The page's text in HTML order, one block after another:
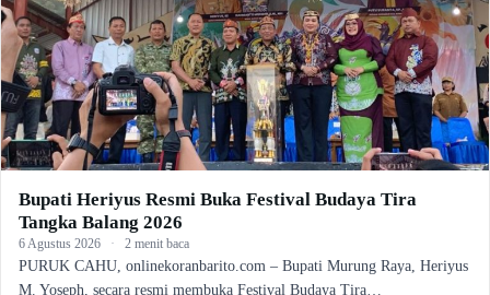
Bupati Heriyus Resmi Buka Festival Budaya Tira
Tangka Balang 2026
6 Agustus 2026 · 2 menit baca
PURUK CAHU, onlinekoranbarito.com – Bupati Murung Raya, Heriyus
M. Yoseph, secara resmi membuka Festival Budaya Tira…